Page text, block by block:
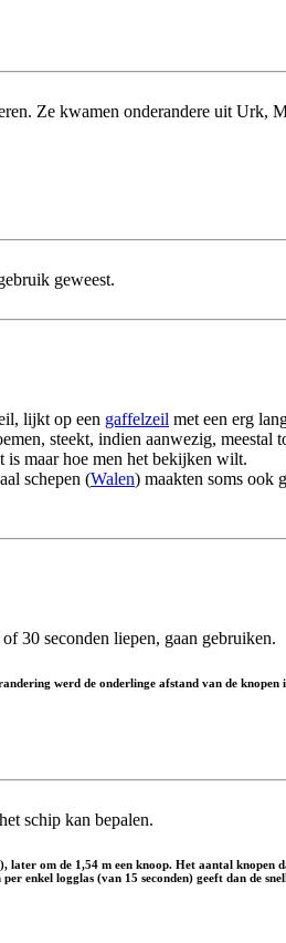
Ze kwamen onderandere uit Urk,
geweest.
lijkt op een gaffelzeil met een erg
steekt, indien aanwezig,
is maar hoe men het bekijken wilt.
schepen (Walen) maakten soms ook
30 seconden liepen, gaan gebruiken.
werd de onderlinge afstand van de knopen
schip kan bepalen.
later om de 1,54 m een knoop. Het aantal knopen
enkel logglas (van 15 seconden) geeft dan de